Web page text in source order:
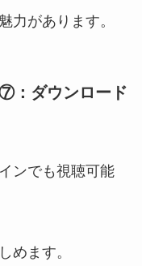
力があります。
： ダウンロード
ンでも視聴可能
めます。